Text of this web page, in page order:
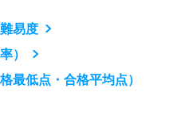
易度
）
最低点・合格平均点）